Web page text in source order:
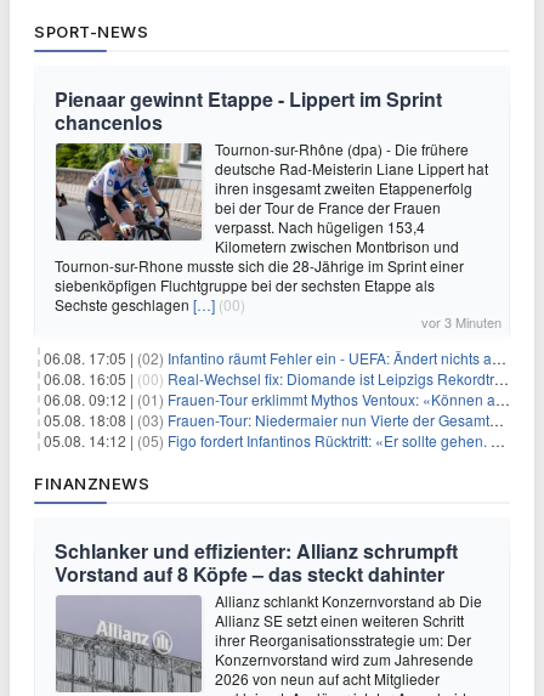
SPORT-NEWS
Pienaar gewinnt Etappe - Lippert im Sprint
chancenlos
Tournon-sur-Rhône (dpa) - Die frühere
deutsche Rad-Meisterin Liane Lippert hat
ihren insgesamt zweiten Etappenerfolg
bei der Tour de France der Frauen
verpasst. Nach hügeligen 153,4
Kilometern zwischen Montbrison und
Tournon-sur-Rhone musste sich die 28-Jährige im Sprint einer
siebenköpfigen Fluchtgruppe bei der sechsten Etappe als
Sechste geschlagen […] (00)
vor 3 Minuten
06.08. 17:05 | (02) Infantino räumt Fehler ein - UEFA: Ändert nichts an Boykott
06.08. 16:05 | (00) Real-Wechsel fix: Diomande ist Leipzigs Rekordtransfer
06.08. 09:12 | (01) Frauen-Tour erklimmt Mythos Ventoux: «Können alles schaffen»
05.08. 18:08 | (03) Frauen-Tour: Niedermaier nun Vierte der Gesamtwertung
05.08. 14:12 | (05) Figo fordert Infantinos Rücktritt: «Er sollte gehen. Jetzt»
FINANZNEWS
Schlanker und effizienter: Allianz schrumpft
Vorstand auf 8 Köpfe – das steckt dahinter
Allianz schlankt Konzernvorstand ab Die
Allianz SE setzt einen weiteren Schritt
ihrer Reorganisationsstrategie um: Der
Konzernvorstand wird zum Jahresende
2026 von neun auf acht Mitglieder